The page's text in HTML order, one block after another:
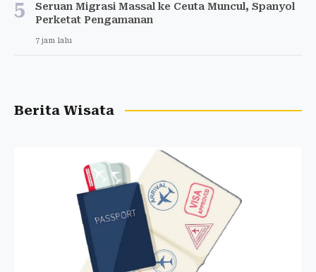
5
Seruan Migrasi Massal ke Ceuta Muncul, Spanyol
Perketat Pengamanan
7 jam lalu
Berita Wisata